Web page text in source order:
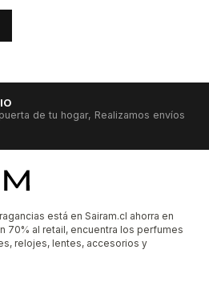
de tu hogar, Realizamos envíos
está en Sairam.cl ahorra en
70% al retail, encuentra los perfumes
relojes, lentes, accesorios y